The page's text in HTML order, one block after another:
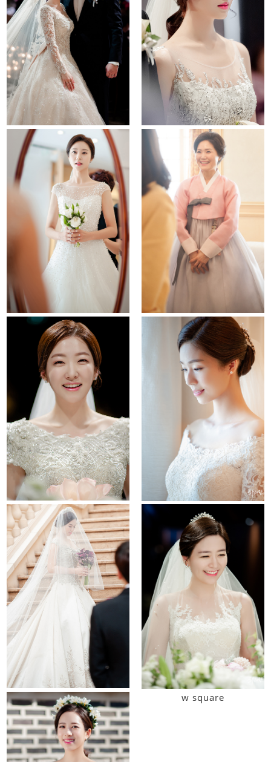
raum walkerhill hotel
la viedouce behind story
it convention el tower
raum w square